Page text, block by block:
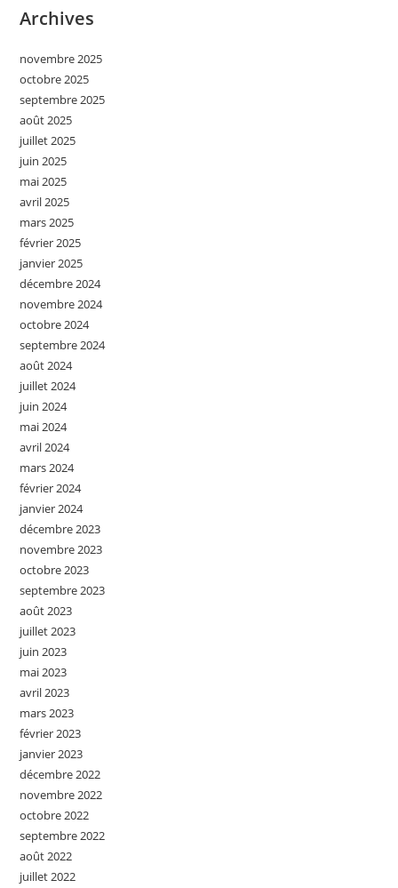
Archives
novembre 2025
octobre 2025
septembre 2025
août 2025
juillet 2025
juin 2025
mai 2025
avril 2025
mars 2025
février 2025
janvier 2025
décembre 2024
novembre 2024
octobre 2024
septembre 2024
août 2024
juillet 2024
juin 2024
mai 2024
avril 2024
mars 2024
février 2024
janvier 2024
décembre 2023
novembre 2023
octobre 2023
septembre 2023
août 2023
juillet 2023
juin 2023
mai 2023
avril 2023
mars 2023
février 2023
janvier 2023
décembre 2022
novembre 2022
octobre 2022
septembre 2022
août 2022
juillet 2022